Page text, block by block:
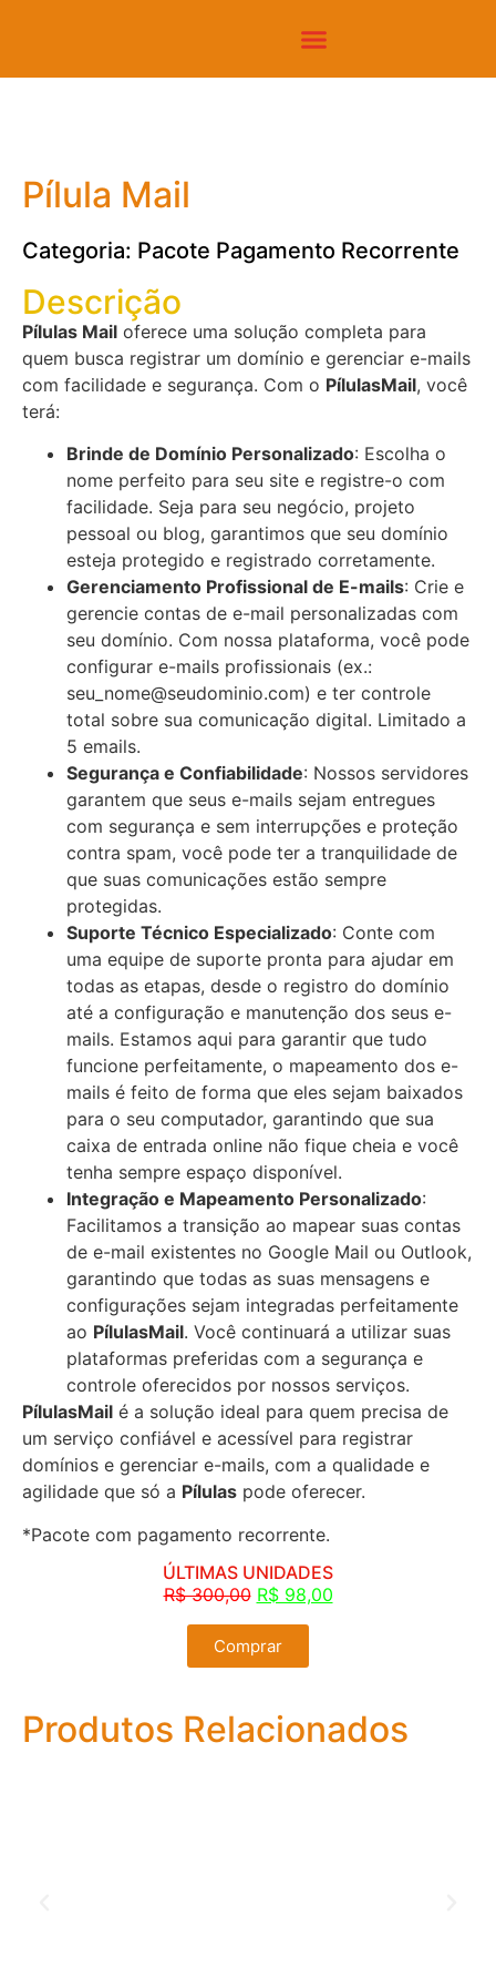
Pílula Mail
Categoria: Pacote Pagamento Recorrente
Descrição
Pílulas Mail oferece uma solução completa para
quem busca registrar um domínio e gerenciar e-mails
com facilidade e segurança. Com o PílulasMail, você
terá:
Brinde de Domínio Personalizado: Escolha o
nome perfeito para seu site e registre-o com
facilidade. Seja para seu negócio, projeto
pessoal ou blog, garantimos que seu domínio
esteja protegido e registrado corretamente.
Gerenciamento Profissional de E-mails: Crie e
gerencie contas de e-mail personalizadas com
seu domínio. Com nossa plataforma, você pode
configurar e-mails profissionais (ex.:
seu_nome@seudominio.com) e ter controle
total sobre sua comunicação digital. Limitado a
5 emails.
Segurança e Confiabilidade: Nossos servidores
garantem que seus e-mails sejam entregues
com segurança e sem interrupções e proteção
contra spam, você pode ter a tranquilidade de
que suas comunicações estão sempre
protegidas.
Suporte Técnico Especializado: Conte com
uma equipe de suporte pronta para ajudar em
todas as etapas, desde o registro do domínio
até a configuração e manutenção dos seus e-
mails. Estamos aqui para garantir que tudo
funcione perfeitamente, o mapeamento dos e-
mails é feito de forma que eles sejam baixados
para o seu computador, garantindo que sua
caixa de entrada online não fique cheia e você
tenha sempre espaço disponível.
Integração e Mapeamento Personalizado:
Facilitamos a transição ao mapear suas contas
de e-mail existentes no Google Mail ou Outlook,
garantindo que todas as suas mensagens e
configurações sejam integradas perfeitamente
ao PílulasMail. Você continuará a utilizar suas
plataformas preferidas com a segurança e
controle oferecidos por nossos serviços.
PílulasMail é a solução ideal para quem precisa de
um serviço confiável e acessível para registrar
domínios e gerenciar e-mails, com a qualidade e
agilidade que só a Pílulas pode oferecer.
*Pacote com pagamento recorrente.
ÚLTIMAS UNIDADES
R$ 300,00 R$ 98,00
Comprar
Produtos Relacionados